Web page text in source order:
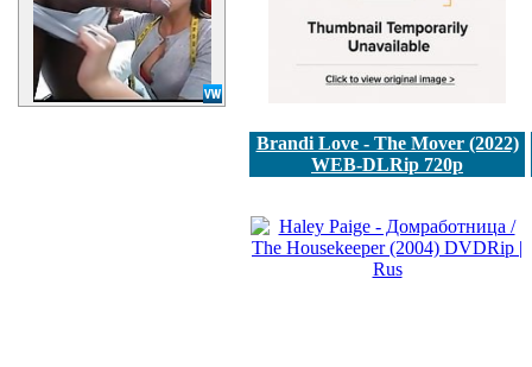
Brandi Love - The Mover (2022)
WEB-DLRip 720p